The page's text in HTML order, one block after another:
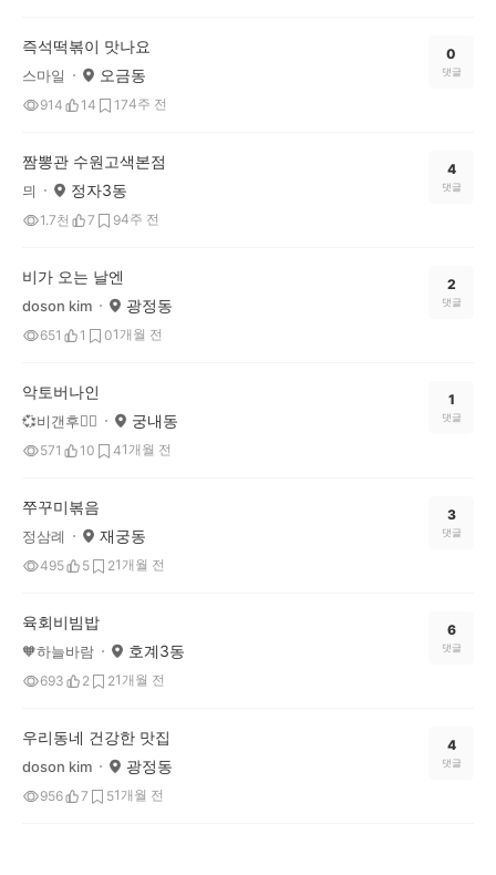
즉석떡볶이 맛나요
스마일 오금동
914 14 174주 전
0
댓글
짬뽕관 수원고색본점
믜 정자3동
1.7천 7 94주 전
4
댓글
비가 오는 날엔
doson kim 광정동
651 1 01개월 전
2
댓글
악토버나인
💞비갠후❤️‍🔥 궁내동
571 10 41개월 전
1
댓글
쭈꾸미볶음
정삼례 재궁동
495 5 21개월 전
3
댓글
육회비빔밥
🧡하늘바람 호계3동
693 2 21개월 전
6
댓글
우리동네 건강한 맛집
doson kim 광정동
956 7 51개월 전
4
댓글